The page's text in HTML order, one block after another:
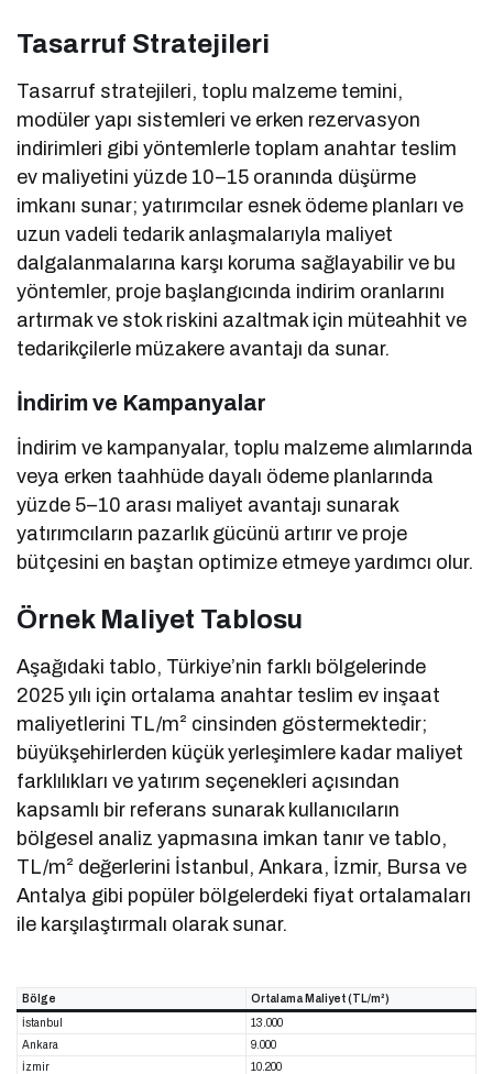
Tasarruf Stratejileri
Tasarruf stratejileri, toplu malzeme temini,
modüler yapı sistemleri ve erken rezervasyon
indirimleri gibi yöntemlerle toplam anahtar teslim
ev maliyetini yüzde 10–15 oranında düşürme
imkanı sunar; yatırımcılar esnek ödeme planları ve
uzun vadeli tedarik anlaşmalarıyla maliyet
dalgalanmalarına karşı koruma sağlayabilir ve bu
yöntemler, proje başlangıcında indirim oranlarını
artırmak ve stok riskini azaltmak için müteahhit ve
tedarikçilerle müzakere avantajı da sunar.
İndirim ve Kampanyalar
İndirim ve kampanyalar, toplu malzeme alımlarında
veya erken taahhüde dayalı ödeme planlarında
yüzde 5–10 arası maliyet avantajı sunarak
yatırımcıların pazarlık gücünü artırır ve proje
bütçesini en baştan optimize etmeye yardımcı olur.
Örnek Maliyet Tablosu
Aşağıdaki tablo, Türkiye’nin farklı bölgelerinde
2025 yılı için ortalama anahtar teslim ev inşaat
maliyetlerini TL/m² cinsinden göstermektedir;
büyükşehirlerden küçük yerleşimlere kadar maliyet
farklılıkları ve yatırım seçenekleri açısından
kapsamlı bir referans sunarak kullanıcıların
bölgesel analiz yapmasına imkan tanır ve tablo,
TL/m² değerlerini İstanbul, Ankara, İzmir, Bursa ve
Antalya gibi popüler bölgelerdeki fiyat ortalamaları
ile karşılaştırmalı olarak sunar.
Bölge
Ortalama Maliyet (TL/m²)
İstanbul
13.000
Ankara
9.000
İzmir
10.200